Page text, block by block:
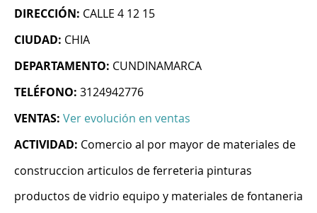
DIRECCIÓN: CALLE 4 12 15
CIUDAD: CHIA
DEPARTAMENTO: CUNDINAMARCA
TELÉFONO: 3124942776
VENTAS: Ver evolución en ventas
ACTIVIDAD: Comercio al por mayor de materiales de
construccion articulos de ferreteria pinturas
productos de vidrio equipo y materiales de fontaneria